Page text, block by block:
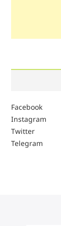
Facebook
Instagram
Twitter
Telegram